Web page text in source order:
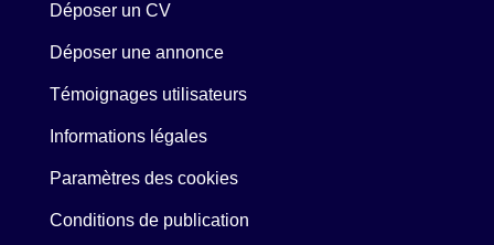
Déposer un CV
Déposer une annonce
Témoignages utilisateurs
Informations légales
Paramètres des cookies
Conditions de publication